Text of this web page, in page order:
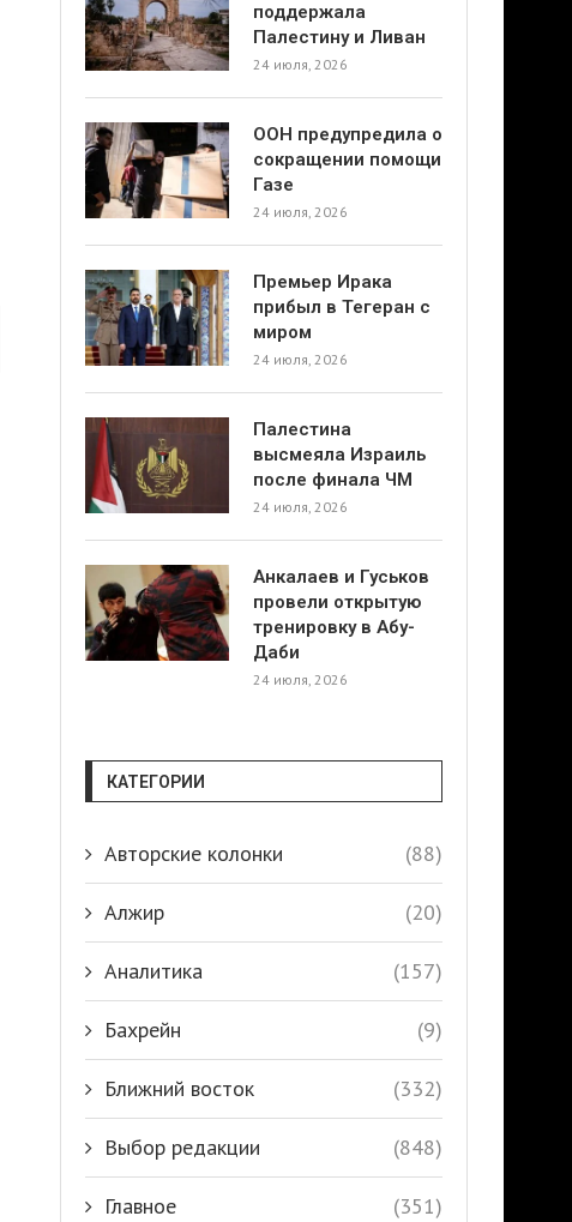
поддержала
Палестину и Ливан
24 июля, 2026
ООН предупредила о
сокращении помощи
Газе
24 июля, 2026
Премьер Ирака
прибыл в Тегеран с
миром
24 июля, 2026
Палестина
высмеяла Израиль
после финала ЧМ
24 июля, 2026
Анкалаев и Гуськов
провели открытую
тренировку в Абу-
Даби
24 июля, 2026
КАТЕГОРИИ
Авторские колонки (88)
Алжир (20)
Аналитика (157)
Бахрейн (9)
Ближний восток (332)
Выбор редакции (848)
Главное (351)